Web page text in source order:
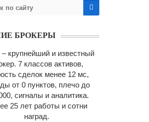
БРОКЕРЫ
– крупнейший и известный
7 классов активов,
сделок менее 12 мс,
от 0 пунктов, плечо до
сигналы и аналитика.
25 лет работы и сотни
наград.